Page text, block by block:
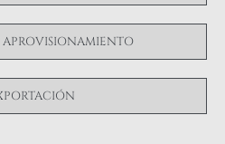
APROVISIONAMIENTO